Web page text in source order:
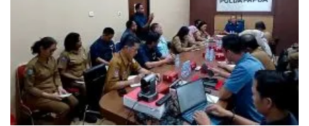
Bapanas perketat pengawasan harga pangan di